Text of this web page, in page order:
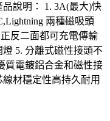
品說明： 1. 3A(最大)快
兩種磁吸頭
反二面都可充電傳輸
5. 分離式磁性接頭不
質電鍍鋁合金和磁性接
材穩定性高持久耐用